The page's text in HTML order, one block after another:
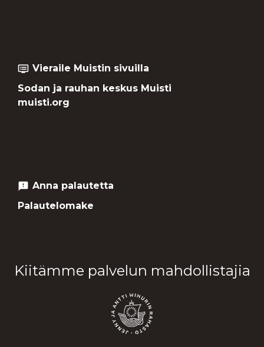
dvr Vieraile Muistin sivuilla
Sodan ja rauhan keskus Muisti
muisti.org
feedback Anna palautetta
Palautelomake
Kiitämme palvelun mahdollistajia